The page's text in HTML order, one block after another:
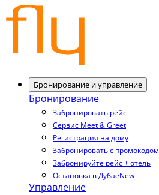
Бронирование и управление
Бронирование
Забронировать рейс
Сервис Meet & Greet
Регистрация на дому
Забронировать с промокодом
Забронируйте рейс + отель
Остановка в ДубаеNew
Управление